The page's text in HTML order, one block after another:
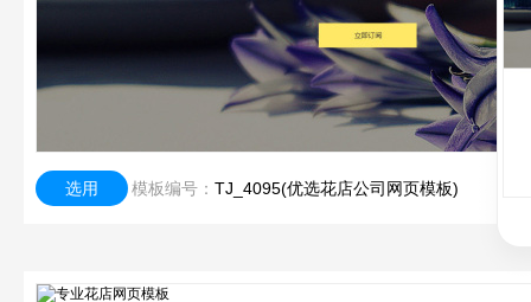
选用 模板编号： TJ_4095(优选花店公司网页模板)